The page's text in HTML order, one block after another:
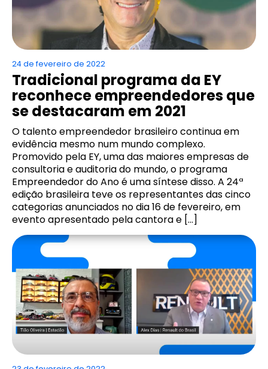
24 de fevereiro de 2022
Tradicional programa da EY
reconhece empreendedores que
se destacaram em 2021
O talento empreendedor brasileiro continua em
evidência mesmo num mundo complexo.
Promovido pela EY, uma das maiores empresas de
consultoria e auditoria do mundo, o programa
Empreendedor do Ano é uma síntese disso. A 24ª
edição brasileira teve os representantes das cinco
categorias anunciados no dia 16 de fevereiro, em
evento apresentado pela cantora e […]